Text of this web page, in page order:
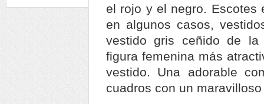
el rojo y el negro. Escotes
en algunos casos,
vestido gris ceñido de
figura femenina más
vestido. Una adorable
cuadros con un